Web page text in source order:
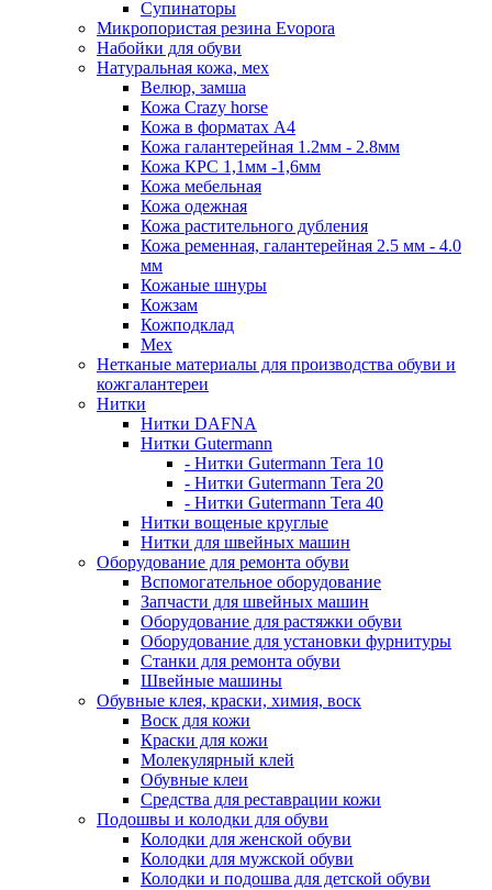
Супинаторы
Микропористая резина Evopora
Набойки для обуви
Натуральная кожа, мех
Велюр, замша
Кожа Crazy horse
Кожа в форматах А4
Кожа галантерейная 1.2мм - 2.8мм
Кожа КРС 1,1мм -1,6мм
Кожа мебельная
Кожа одежная
Кожа растительного дубления
Кожа ременная, галантерейная 2.5 мм - 4.0
мм
Кожаные шнуры
Кожзам
Кожподклад
Мех
Нетканые материалы для производства обуви и
кожгалантереи
Нитки
Нитки DAFNA
Нитки Gutermann
- Нитки Gutermann Tera 10
- Нитки Gutermann Tera 20
- Нитки Gutermann Tera 40
Нитки вощеные круглые
Нитки для швейных машин
Оборудование для ремонта обуви
Вспомогательное оборудование
Запчасти для швейных машин
Оборудование для растяжки обуви
Оборудование для установки фурнитуры
Станки для ремонта обуви
Швейные машины
Обувные клея, краски, химия, воск
Воск для кожи
Краски для кожи
Молекулярный клей
Обувные клеи
Средства для реставрации кожи
Подошвы и колодки для обуви
Колодки для женской обуви
Колодки для мужской обуви
Колодки и подошва для детской обуви